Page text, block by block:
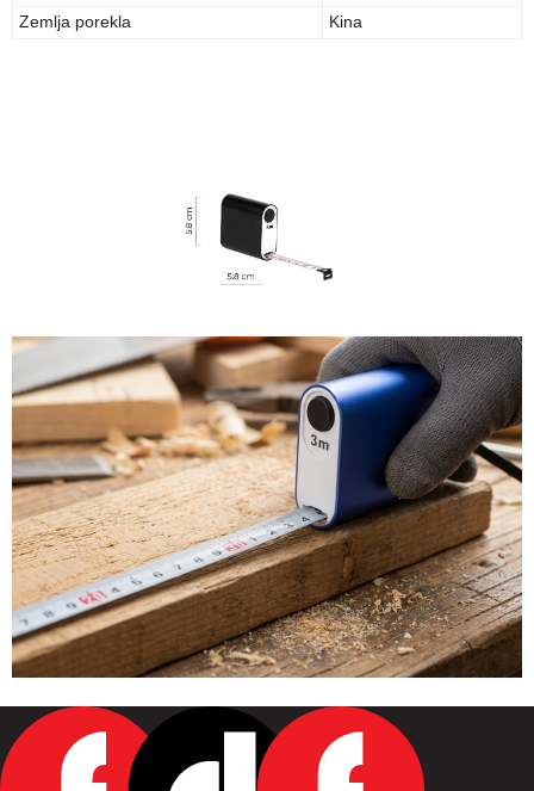
Zemlja porekla
Kina